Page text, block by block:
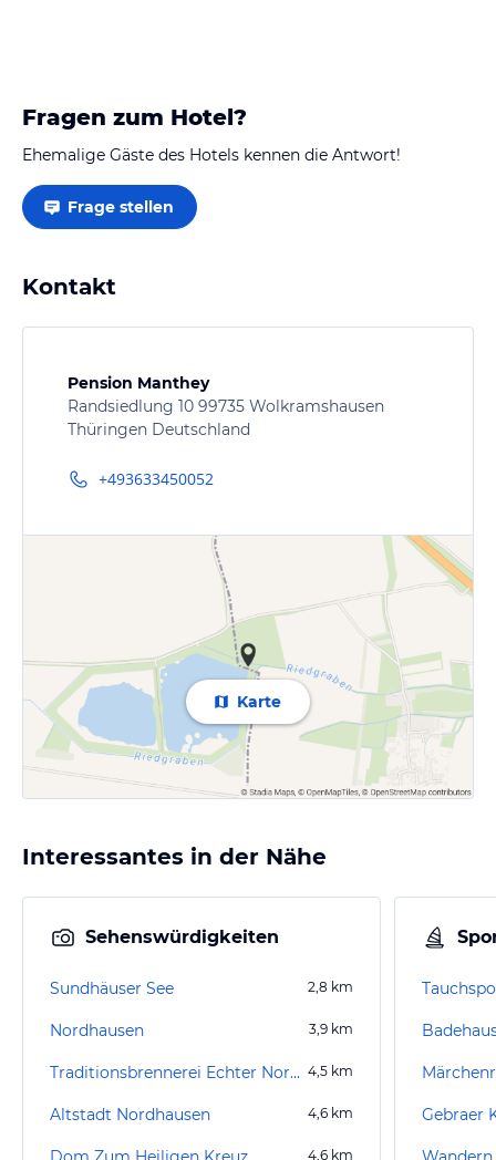
Fragen zum Hotel?
Ehemalige Gäste des Hotels kennen die Antwort!
Frage stellen
Kontakt
Pension Manthey
Randsiedlung 10 99735 Wolkramshausen
Thüringen Deutschland
+493633450052
Karte
Interessantes in der Nähe
Sehenswürdigkeiten
Sundhäuser See 2,8 km
Nordhausen 3,9 km
Traditionsbrennerei Echter Nordhäuser 4,5 km
Altstadt Nordhausen 4,6 km
4,6 km
Gebraer